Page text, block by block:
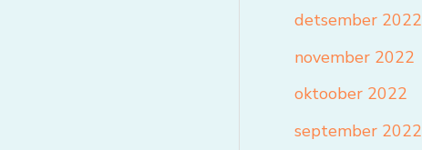
detsember 2022
november 2022
oktoober 2022
september 2022